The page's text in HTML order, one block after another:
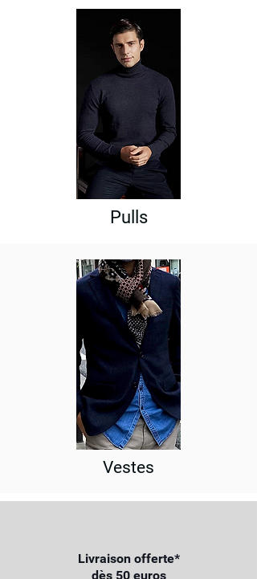
Pulls
Vestes
Livraison offerte*
dès 50 euros